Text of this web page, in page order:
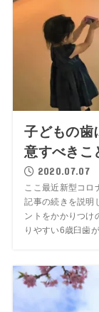
子どもの
意すべきこ
2020.07.07
ここ最近新型コロ
記事の続きを説明
ントをかかりつけ
りやすい6歳臼歯